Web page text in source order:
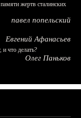
жертв сталинских
павел попельский
Евгений Афанасьев
что делать?
Олег Паньков